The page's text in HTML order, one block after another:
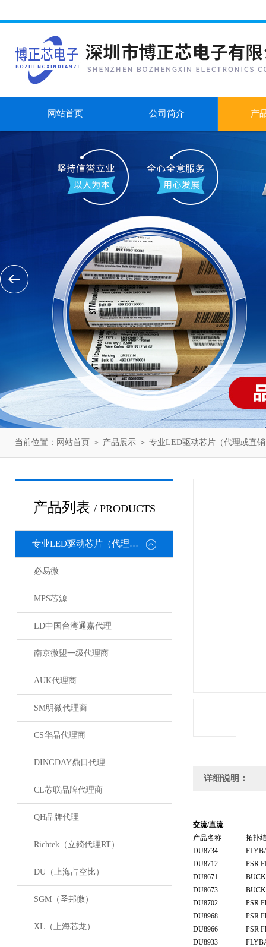
网站首页 公司简介 产
当前位置： 网站首页 ＞ 产品展示 ＞ 专业LED驱动芯片（代理或直
产品列表 / PRODUCTS
专业LED驱动芯片（代理或直销）
必易微
MPS芯源
LD中国台湾通嘉代理
南京微盟一级代理商
AUK代理商
SM明微代理商
CS华晶代理商
DINGDAY鼎日代理
CL芯联品牌代理商
QH品牌代理
Richtek（立錡代理RT）
DU（上海占空比）
SGM（圣邦微）
XL（上海芯龙）
详细说明：
交流/直流
产品名称
拓扑
DU8734
DU8712
PSR
DU8671
BUCK
DU8673
BUCK
DU8702
PSR
DU8968
PSR
DU8966
PSR
DU8933